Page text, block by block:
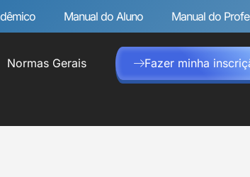
Manual do Aluno Manual do
Normas Gerais Fazer minha